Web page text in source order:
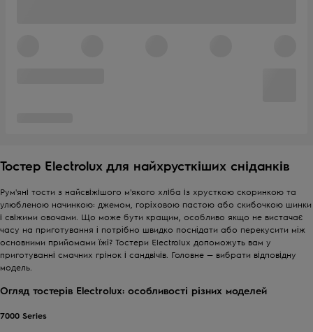
Тостер Electrolux для найхрусткіших сніданків
Рум'яні тости з найсвіжішого м'якого хліба із хрусткою скоринкою та
улюбленою начинкою: джемом, горіховою пастою або скибочкою шинки
і свіжими овочами. Що може бути кращим, особливо якщо не вистачає
часу на приготування і потрібно швидко поснідати або перекусити між
основними прийомами їжі? Тостери Electrolux допоможуть вам у
приготуванні смачних грінок і сандвічів. Головне — вибрати відповідну
модель.
Огляд тостерів Electrolux: особливості різних моделей
7000 Series